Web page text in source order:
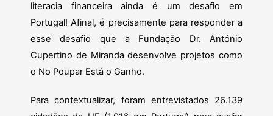
literacia financeira ainda é um desafio em
Portugal! Afinal, é precisamente para responder a
esse desafio que a Fundação Dr. António
Cupertino de Miranda desenvolve projetos como
o No Poupar Está o Ganho.
Para contextualizar, foram entrevistados 26.139